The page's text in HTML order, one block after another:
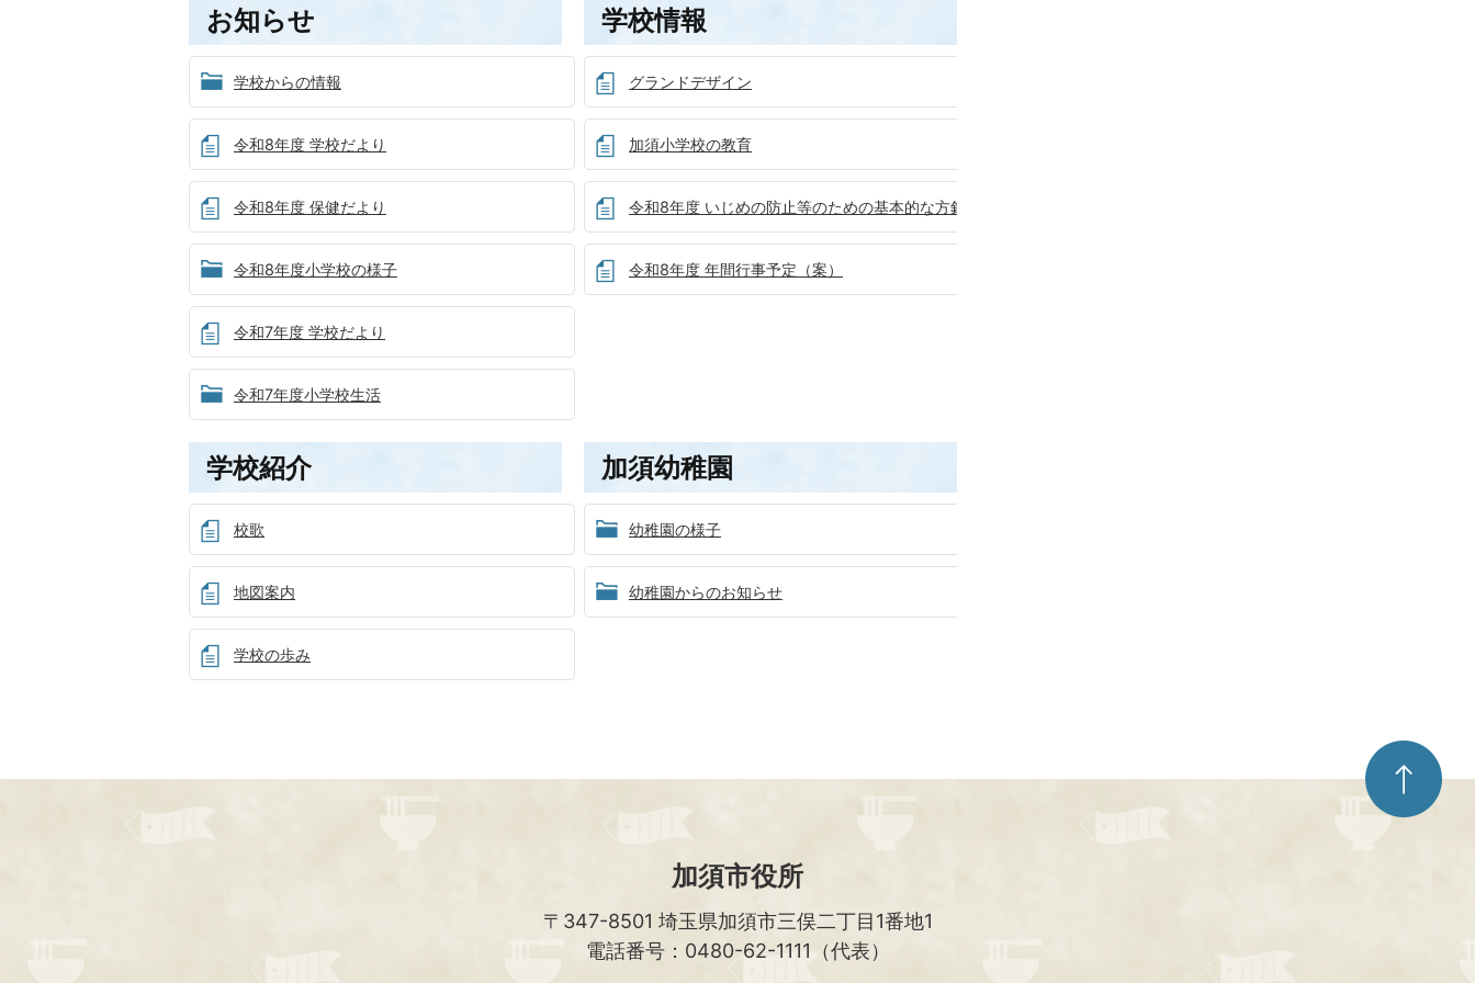
お知らせ
学校からの情報
令和8年度 学校だより
令和8年度 保健だより
令和8年度小学校の様子
令和7年度 学校だより
令和7年度小学校生活
学校情報
グランドデザイン
加須小学校の教育
令和8年度 いじめの防止等のための基本的な方針
令和8年度 年間行事予定（案）
学校紹介
校歌
地図案内
学校の歩み
加須幼稚園
幼稚園の様子
幼稚園からのお知らせ
ペ
ー
ジ
加須市役所
〒347-8501 埼玉県加須市三俣二丁目1番地1
電話番号：0480-62-1111（代表）